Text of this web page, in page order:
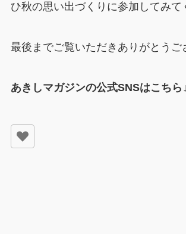
ひ秋の思い出づくりに参加してみて
最後までご覧いただきありがとうご
あきしマガジンの公式SNSはこちら